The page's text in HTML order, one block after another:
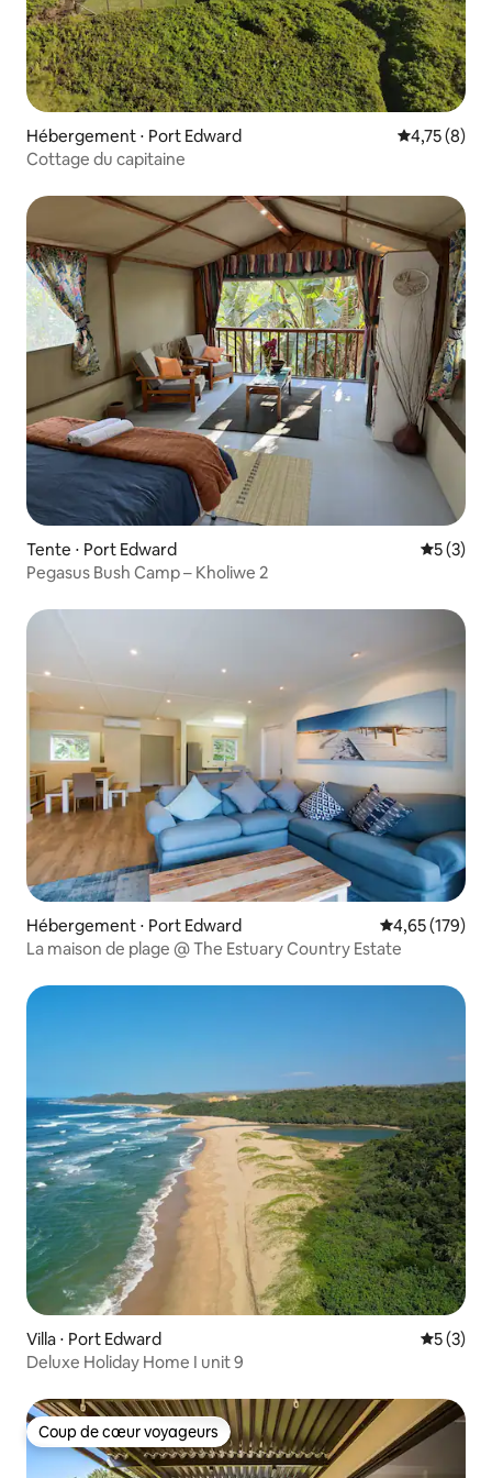
Hébergement ⋅ Port Edward Évaluation
4,75 (8)
Cottage du capitaine
Tente ⋅ Port Edward
5 (3)
Pegasus Bush Camp – Kholiwe 2
Hébergement ⋅ Port Edward Évaluation
4,65 (179)
La maison de plage @ The Estuary Country Estate
Villa ⋅ Port Edward
5 (3)
Deluxe Holiday Home I unit 9
Coup de cœur voyageurs
Coup de cœur voyageurs